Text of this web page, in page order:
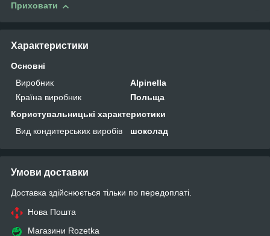
Приховати
Характеристики
Основні
Виробник
Alpinella
Країна виробник
Польща
Користувальницькі характеристики
Вид кондитерських виробів
шоколад
Умови доставки
Доставка здійснюється тільки по передоплаті.
Нова Пошта
Магазини Rozetka